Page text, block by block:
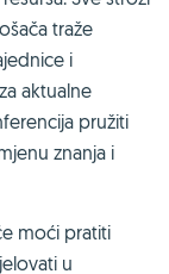
traže
i
aktualne
pružiti
znanja i
moći pratiti
u